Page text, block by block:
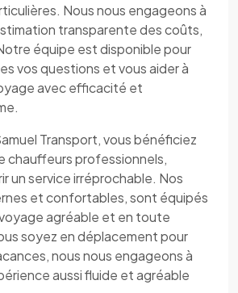
Nous nous engageons à
transparente des coûts,
équipe est disponible pour
vos questions et vous aider à
avec efficacité et
Transport, vous bénéficiez
chauffeurs professionnels,
un service irréprochable. Nos
et confortables, sont équipés
agréable et en toute
soyez en déplacement pour
nous nous engageons à
aussi fluide et agréable